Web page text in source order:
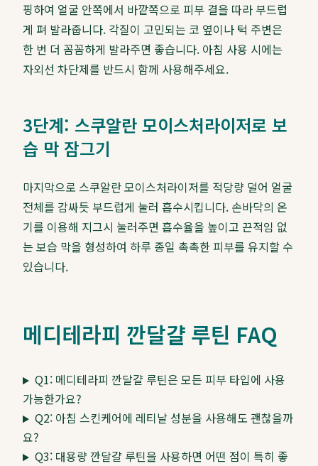
핑하여 얼굴 안쪽에서 바깥쪽으로 피부 결을 따라 부드럽
게 펴 발라줍니다. 각질이 고민되는 코 옆이나 턱 주변은
한 번 더 꼼꼼하게 발라주면 좋습니다. 아침 사용 시에는
자외선 차단제를 반드시 함께 사용해주세요.
3단계: 스쿠알란 모이스처라이저로 보
습 막 잠그기
마지막으로 스쿠알란 모이스처라이저를 적당량 덜어 얼굴
전체를 감싸듯 부드럽게 눌러 흡수시킵니다. 손바닥의 온
기를 이용해 지그시 눌러주면 흡수율을 높이고 끈적임 없
는 보습 막을 형성하여 하루 종일 촉촉한 피부를 유지할 수
있습니다.
메디테라피 깐달걀 루틴 FAQ
Q1: 메디테라피 깐달걀 루틴은 모든 피부 타입에 사용
가능한가요?
Q2: 아침 스킨케어에 레티날 성분을 사용해도 괜찮을까
요?
Q3: 대용량 깐달걀 루틴을 사용하면 어떤 점이 특히 좋